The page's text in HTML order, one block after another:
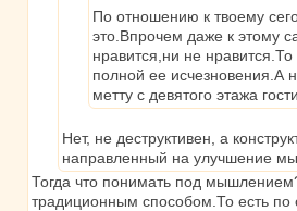
По отношению к твоему
это.Впрочем даже к этому
нравится,ни не
полной ее исчезновения.А
метту с девятого этажа
Нет, не деструктивен, а
направленный на улучшение
Тогда что понимать под
традиционным способом.То есть